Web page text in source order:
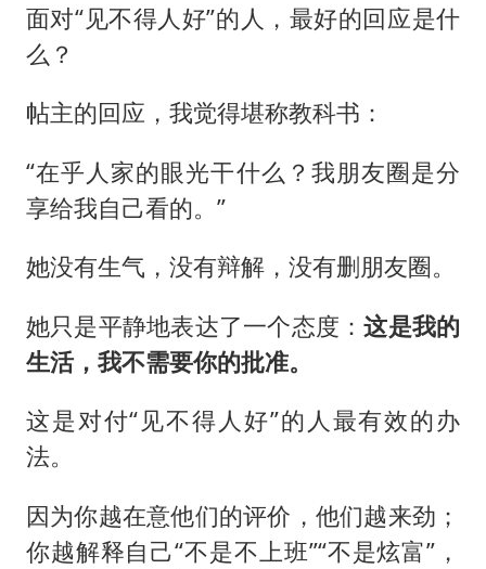
面对“见不得人好”的人，最好的回应是什
么？
帖主的回应，我觉得堪称教科书：
“在乎人家的眼光干什么？我朋友圈是分
享给我自己看的。”
她没有生气，没有辩解，没有删朋友圈。
她只是平静地表达了一个态度：这是我的
生活，我不需要你的批准。
这是对付“见不得人好”的人最有效的办
法。
因为你越在意他们的评价，他们越来劲；
你越解释自己“不是不上班”“不是炫富”，